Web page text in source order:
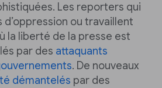
Les reporters qui
ou travaillent
la liberté de la presse est
par des attaquants
. De nouveaux
démantelés par des